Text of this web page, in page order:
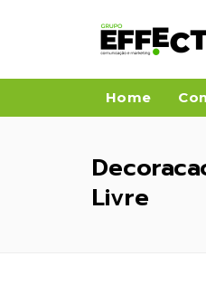
Home
Livre